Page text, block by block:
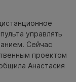
управлять
Сейчас
проектом
Анастасия